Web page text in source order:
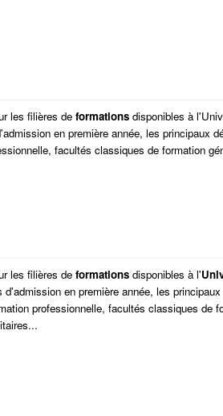
les filières de formations disponibles à
en première année, les principaux
facultés classiques de formation
les filières de formations disponibles à l'
en première année, les principaux
professionnelle, facultés classiques de